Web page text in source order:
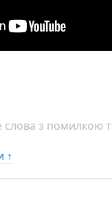
слова з помилкою
↑